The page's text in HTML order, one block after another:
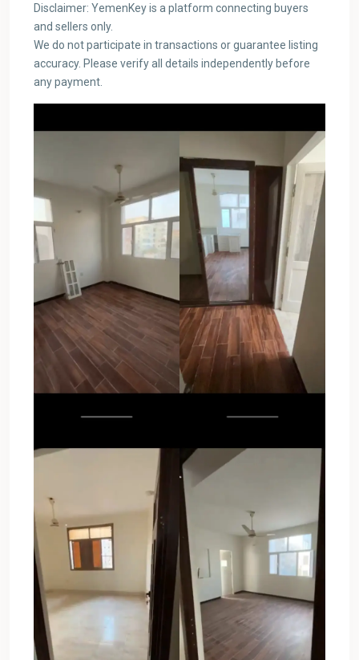
Disclaimer: YemenKey is a platform connecting buyers
and sellers only.
We do not participate in transactions or guarantee listing
accuracy. Please verify all details independently before
any payment.